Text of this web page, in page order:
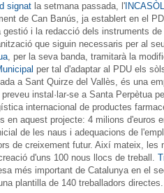
signat la setmana passada, l' INCASÒL
de Can Banús, ja establert en el
gestió i la redacció dels instruments
que siguin necessaris per al
, per la seva banda, tramitarà la
per tal d'adaptar al PDU els
a Sant Quirze del Vallès, és una
instal·lar-se a Santa Perpètua
internacional de productes
en aquest projecte: 4 milions d'euros
de les naus i adequacions de
de creixement futur. Així mateix, les
d'uns 100 nous llocs de treball.
més important de Catalunya en el
plantilla de 140 treballadors directes.